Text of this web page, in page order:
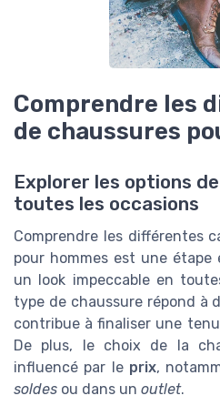
Comprendre les
de chaussures
Explorer les options
toutes les occasions
Comprendre les différentes
pour hommes est une étape
un look impeccable en
type de chaussure répond à
contribue à finaliser une
De plus, le choix de la
influencé par le prix,
soldes ou dans un outlet.